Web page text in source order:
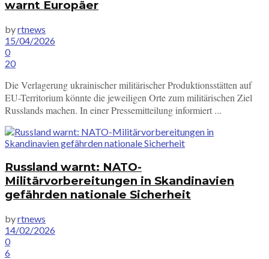
warnt Europäer
byrtnews
15/04/2026
0
20
Die Verlagerung ukrainischer militärischer Produktionsstätten auf
EU-Territorium könnte die jeweiligen Orte zum militärischen Ziel
Russlands machen. In einer Pressemitteilung informiert ...
Russland warnt: NATO-
Militärvorbereitungen in Skandinavien
gefährden nationale Sicherheit
byrtnews
14/02/2026
0
6